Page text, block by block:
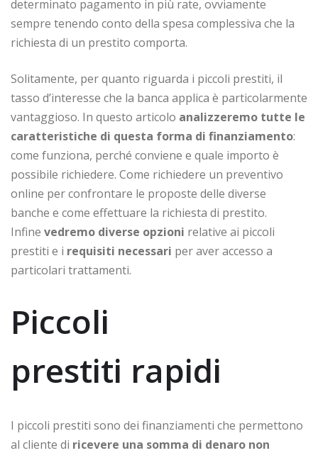
determinato pagamento in più rate, ovviamente
sempre tenendo conto della spesa complessiva che la
richiesta di un prestito comporta.
Solitamente, per quanto riguarda i piccoli prestiti, il
tasso d’interesse che la banca applica è particolarmente
vantaggioso. In questo articolo analizzeremo tutte le
caratteristiche di questa forma di finanziamento:
come funziona, perché conviene e quale importo è
possibile richiedere. Come richiedere un preventivo
online per confrontare le proposte delle diverse
banche e come effettuare la richiesta di prestito.
Infine vedremo diverse opzioni relative ai piccoli
prestiti e i requisiti necessari per aver accesso a
particolari trattamenti.
Piccoli
prestiti rapidi
I piccoli prestiti sono dei finanziamenti che permettono
al cliente di ricevere una somma di denaro non